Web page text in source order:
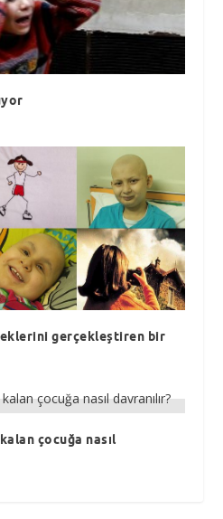
gerçekleştiren bir
çocuğa nasıl